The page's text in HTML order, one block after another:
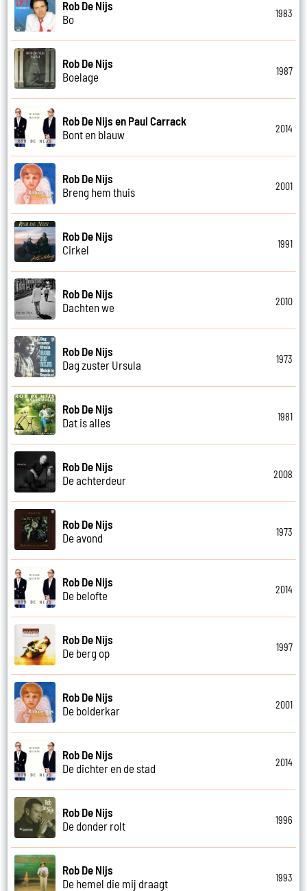
Rob De Nijs
Bo
1983
Rob De Nijs
Boelage
1987
Rob De Nijs en Paul Carrack
Bont en blauw
2014
Rob De Nijs
Breng hem thuis
2001
Rob De Nijs
Cirkel
1991
Rob De Nijs
Dachten we
2010
Rob De Nijs
Dag zuster Ursula
1973
Rob De Nijs
Dat is alles
1981
Rob De Nijs
De achterdeur
2008
Rob De Nijs
De avond
1973
Rob De Nijs
De belofte
2014
Rob De Nijs
De berg op
1997
Rob De Nijs
De bolderkar
2001
Rob De Nijs
De dichter en de stad
2014
Rob De Nijs
De donder rolt
1996
Rob De Nijs
De hemel die mij draagt
1993